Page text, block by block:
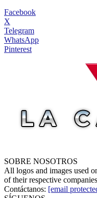
Facebook
X
Telegram
WhatsApp
Pinterest
SOBRE NOSOTROS
All logos and images used
of their respective
Contáctanos: [email